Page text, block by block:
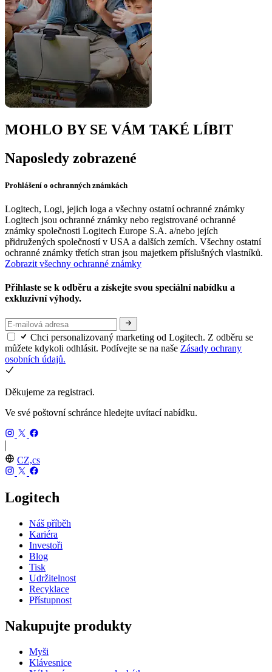
MOHLO BY SE VÁM TAKÉ LÍBIT
Naposledy zobrazené
Prohlášení o ochranných známkách
Logitech, Logi, jejich loga a všechny ostatní ochranné známky
Logitech jsou ochranné známky nebo registrované ochranné
známky společnosti Logitech Europe S.A. a/nebo jejích
přidružených společností v USA a dalších zemích. Všechny ostatní
ochranné známky třetích stran jsou majetkem příslušných vlastníků.
Zobrazit všechny ochranné známky
Přihlaste se k odběru a získejte svou speciální nabídku a
exkluzivní výhody.
Chci personalizovaný marketing od Logitech. Z odběru se
můžete kdykoli odhlásit. Podívejte se na naše Zásady ochrany
osobních údajů.
Děkujeme za registraci.
Ve své poštovní schránce hledejte uvítací nabídku.
CZ,cs
Logitech
Náš příběh
Kariéra
Investoři
Blog
Tisk
Udržitelnost
Recyklace
Přístupnost
Nakupujte produkty
Myši
Klávesnice